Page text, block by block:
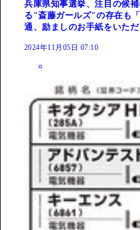
兵庫県知事選挙、注目の候
る"斎藤ガールズ"の存在も
通、励ましのお手紙をいただ
2024年11月05日 07:10